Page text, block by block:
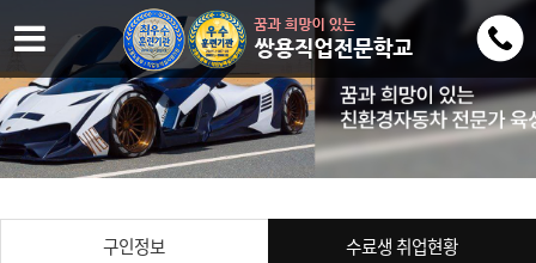
구인정보 수료생 취업현황